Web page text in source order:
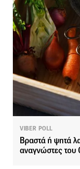
VIBER POLL
Βραστά ή ψητά
αναγνώστες του